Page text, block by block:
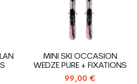
MINI SKI OCCASION
WEDZE PURE + FIXATIONS
99,00 €